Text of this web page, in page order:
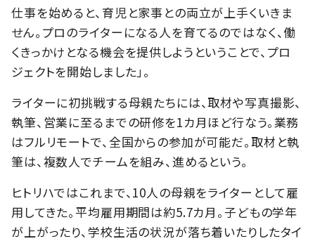
仕事を始めると、育児と家事との両立が上手くいきま
せん。プロのライターになる人を育てるのではなく、働
くきっかけとなる機会を提供しようということで、プロ
ジェクトを開始しました」。
ライターに初挑戦する母親たちには、取材や写真撮影、
執筆、営業に至るまでの研修を1カ月ほど行なう。業務
はフルリモートで、全国からの参加が可能だ。取材と執
筆は、複数人でチームを組み、進めるという。
ヒトリハではこれまで、10人の母親をライターとして雇
用してきた。平均雇用期間は約5.7カ月。子どもの学年
が上がったり、学校生活の状況が落ち着いたりしたタイ